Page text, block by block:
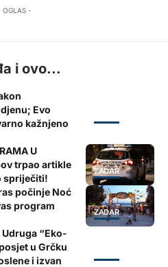
OGLAS -
i ovo...
Evo
kažnjeno
ZADAR
U
trpao artikle
spriječiti!
ZADAR
počinje Noć
program
Udruga “Eko-
u Grčku
i izvan